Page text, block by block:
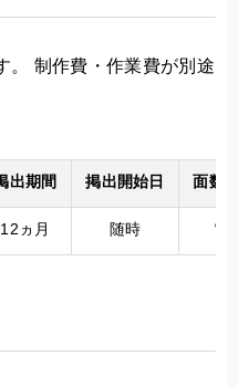
。 制作費・作業費が別途
出期間 掲出開始日 面数/
12ヵ月 随時 電